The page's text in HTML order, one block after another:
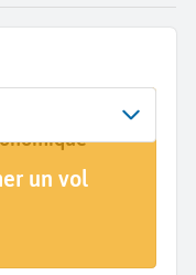
un vol